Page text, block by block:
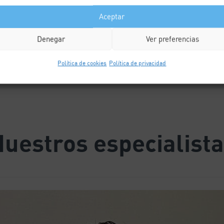
Aceptar
Denegar Ver preferencias
Política de cookies Política de privacidad